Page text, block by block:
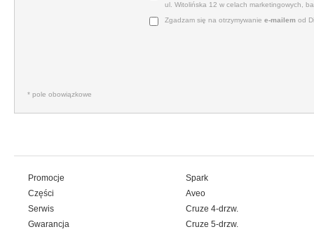
ul. Witolińska 12 w celach marketingowych,
Zgadzam się na otrzymywanie e‑mailem od
* pole obowiązkowe
Promocje
Części
Serwis
Gwarancja
Spark
Aveo
Cruze 4-drzw.
Cruze 5-drzw.